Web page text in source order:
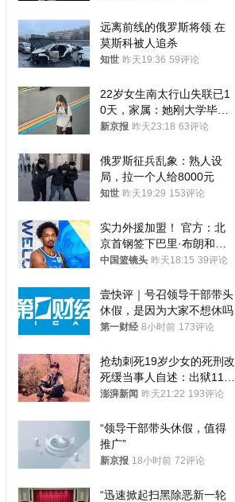
远离前线的俄罗斯将领 在
莫斯科被人追杀
知世 昨天19:36 59评论
22岁女生南太行山失联已1
0天，家属：她刚大学毕业
想到山里旅行
新京报 昨天23:18 63评论
俄罗斯征兵乱象：熟人设
局，拉一个人给8000元
知世 昨天19:29 153评论
实力外援加盟！ 官方：北
京首钢签下巴里·布朗和桑
普森
中国篮镜头 昨天18:15 39评论
壹快评｜号召领导干部带头
休假，是因为大家不想休吗
第一财经 8小时前 173评论
抢劫刺死19岁少女的死刑改
死缓当事人自述：出狱11年
间始终刻意躲避被害人家属
澎湃新闻 昨天21:22 193评论
“领导干部带头休假，值得
推广”
新京报 18小时前 72评论
“迅速掀起扫黑除恶新一轮